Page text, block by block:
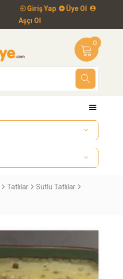
Giriş Yap
Üye Ol
Aşçı Ol
0
Tatlılar Sütlü Tatlılar